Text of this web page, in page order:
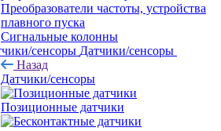
Преобразователи частоты, устройства
плавного пуска
Сигнальные колонны
Датчики/сенсоры
Назад
Датчики/сенсоры
Позиционные датчики